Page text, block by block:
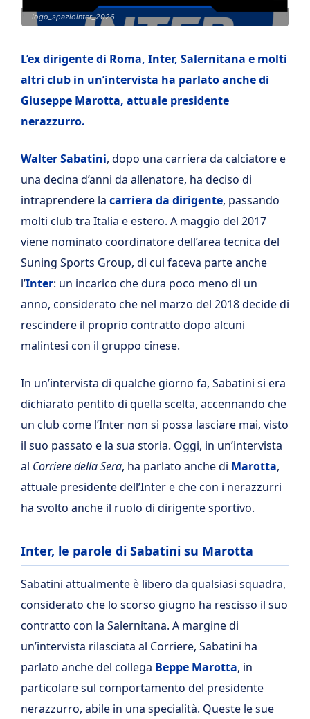
logo_spaziointer_2026
L’ex dirigente di Roma, Inter, Salernitana e molti
altri club in un’intervista ha parlato anche di
Giuseppe Marotta, attuale presidente
nerazzurro.
Walter Sabatini, dopo una carriera da calciatore e
una decina d’anni da allenatore, ha deciso di
intraprendere la carriera da dirigente, passando
molti club tra Italia e estero. A maggio del 2017
viene nominato coordinatore dell’area tecnica del
Suning Sports Group, di cui faceva parte anche
l’Inter: un incarico che dura poco meno di un
anno, considerato che nel marzo del 2018 decide di
rescindere il proprio contratto dopo alcuni
malintesi con il gruppo cinese.
In un’intervista di qualche giorno fa, Sabatini si era
dichiarato pentito di quella scelta, accennando che
un club come l’Inter non si possa lasciare mai, visto
il suo passato e la sua storia. Oggi, in un’intervista
al Corriere della Sera, ha parlato anche di Marotta,
attuale presidente dell’Inter e che con i nerazzurri
ha svolto anche il ruolo di dirigente sportivo.
Inter, le parole di Sabatini su Marotta
Sabatini attualmente è libero da qualsiasi squadra,
considerato che lo scorso giugno ha rescisso il suo
contratto con la Salernitana. A margine di
un’intervista rilasciata al Corriere, Sabatini ha
parlato anche del collega Beppe Marotta, in
particolare sul comportamento del presidente
nerazzurro, abile in una specialità. Queste le sue